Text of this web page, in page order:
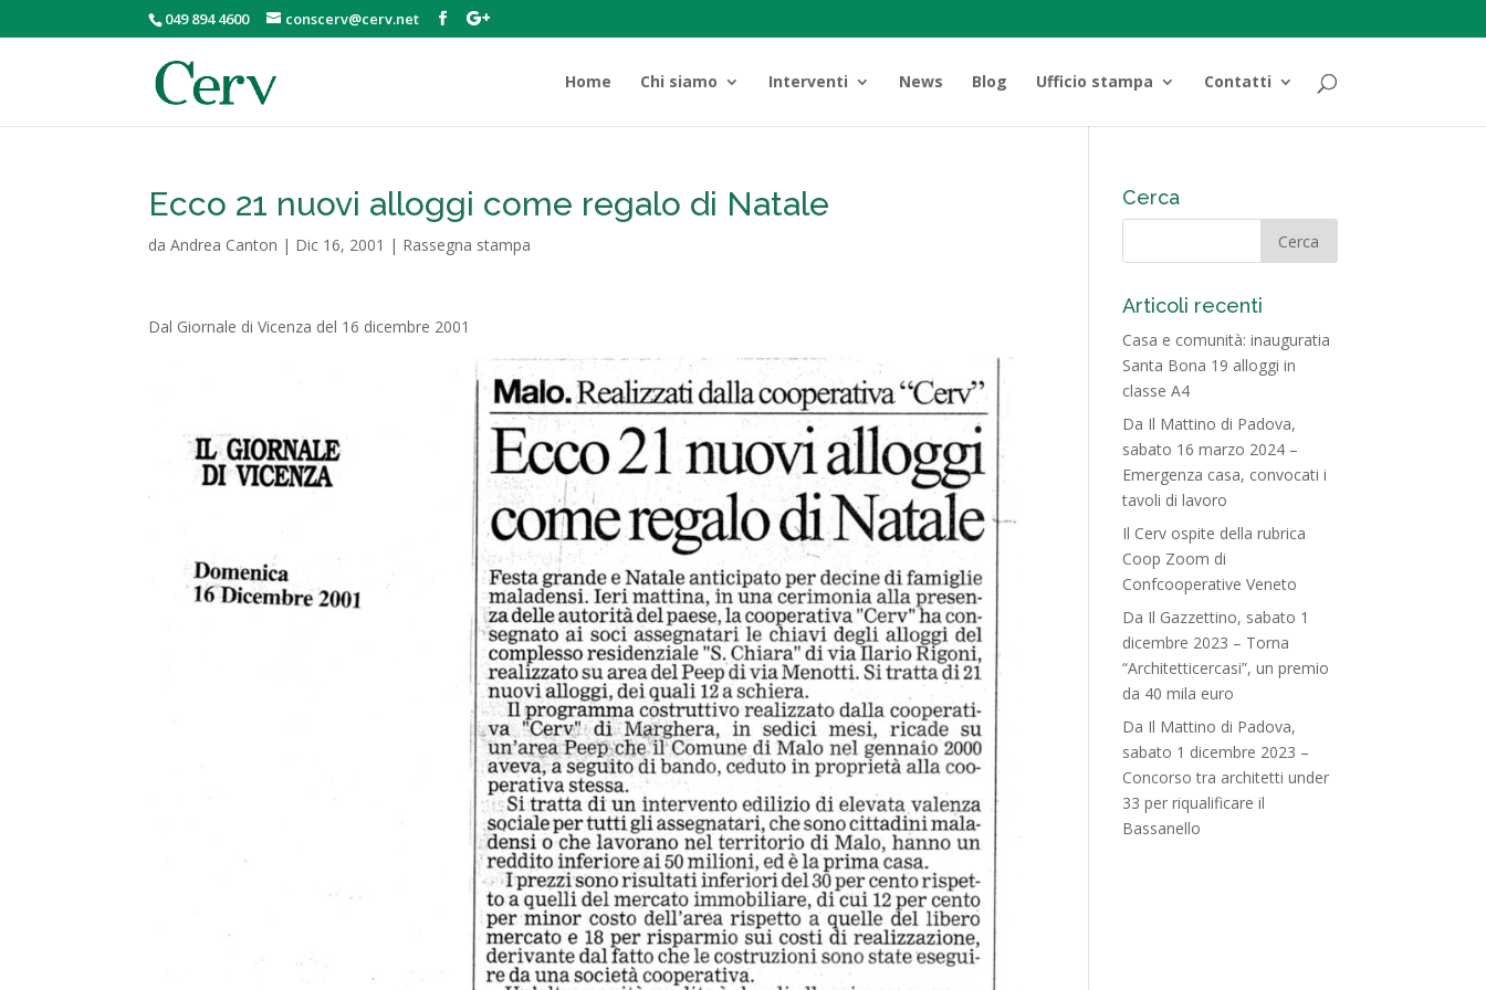
049 894 4600 conscerv@cerv.net
Home Chi siamo Interventi News Blog Ufficio stampa Contatti
Ecco 21 nuovi alloggi come regalo di Natale
daAndrea Canton | Dic 16, 2001 | Rassegna stampa
Dal Giornale di Vicenza del 16 dicembre 2001
Cerca
Articoli recenti
Casa e comunità: inauguratia
Santa Bona 19 alloggi in
classe A4
Da Il Mattino di Padova,
sabato 16 marzo 2024 –
Emergenza casa, convocati i
tavoli di lavoro
Il Cerv ospite della rubrica
Coop Zoom di
Confcooperative Veneto
Da Il Gazzettino, sabato 1
dicembre 2023 – Torna
“Architetticercasi”, un premio
da 40 mila euro
Da Il Mattino di Padova,
sabato 1 dicembre 2023 –
Concorso tra architetti under
33 per riqualificare il
Bassanello